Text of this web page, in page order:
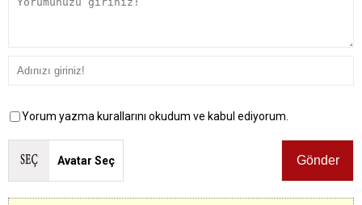
Yorum yazma kurallarını okudum ve kabul ediyorum.
Avatar Seç